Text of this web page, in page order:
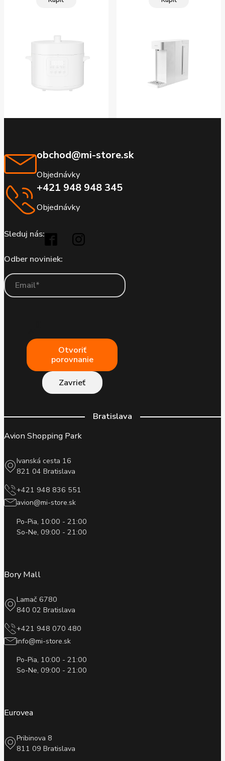
obchod@mi-store.sk
Objednávky
+421 948 948 345
Objednávky
Sleduj nás:
Odber noviniek:
Otvoriť
porovnanie
Zavrieť
Bratislava
Avion Shopping Park
Ivanská cesta 16
821 04 Bratislava
+421 948 836 551
avion@mi-store.sk
Po-Pia, 10:00 - 21:00
So-Ne, 09:00 - 21:00
Bory Mall
Lamač 6780
840 02 Bratislava
+421 948 070 480
info@mi-store.sk
Po-Pia, 10:00 - 21:00
So-Ne, 09:00 - 21:00
Eurovea
Pribinova 8
811 09 Bratislava